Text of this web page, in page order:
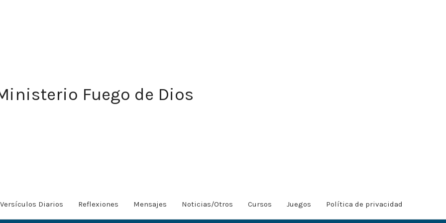
Fuego de Dios
Versículos Diarios Reflexiones Mensajes Noticias/Otros Cursos Juegos Política de privacidad